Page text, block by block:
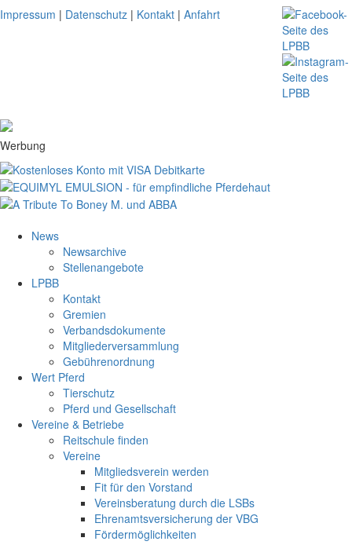
Impressum | Datenschutz | Kontakt | Anfahrt
Werbung
News
Newsarchive
Stellenangebote
LPBB
Kontakt
Gremien
Verbandsdokumente
Mitgliederversammlung
Gebührenordnung
Wert Pferd
Tierschutz
Pferd und Gesellschaft
Vereine & Betriebe
Reitschule finden
Vereine
Mitgliedsverein werden
Fit für den Vorstand
Vereinsberatung durch die LSBs
Ehrenamtsversicherung der VBG
Fördermöglichkeiten